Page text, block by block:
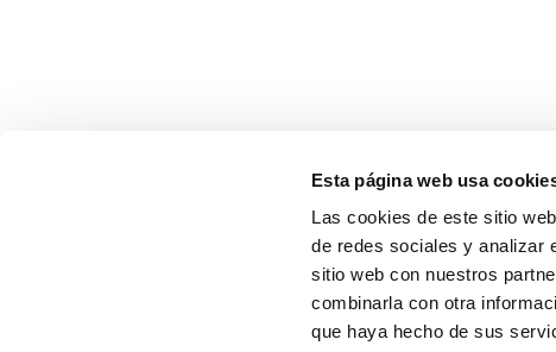
Esta página web usa
Las cookies de este sitio
de redes sociales y analizar
sitio web con nuestros
combinarla con otra
que haya hecho de sus